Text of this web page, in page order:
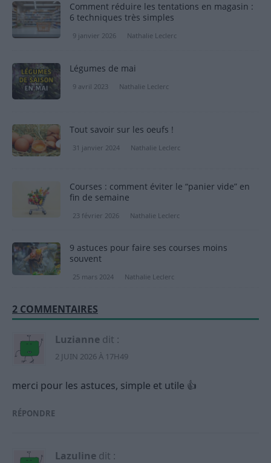
Comment réduire les tentations en magasin :
6 techniques très simples
9 janvier 2026 Nathalie Leclerc
Légumes de mai
9 avril 2023 Nathalie Leclerc
Tout savoir sur les oeufs !
31 janvier 2024 Nathalie Leclerc
Courses : comment éviter le “panier vide” en
fin de semaine
23 février 2026 Nathalie Leclerc
9 astuces pour faire ses courses moins
souvent
25 mars 2024 Nathalie Leclerc
2 COMMENTAIRES
Luzianne dit :
2 JUIN 2026 À 17H49
merci pour les astuces, simple et utile 👍
RÉPONDRE
Lazuline dit :